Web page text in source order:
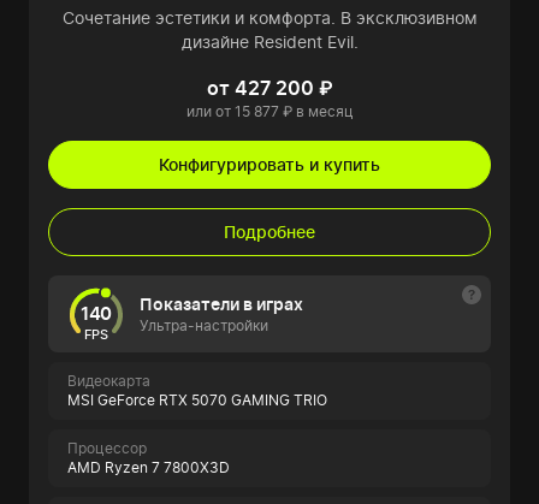
Сочетание эстетики и комфорта. В эксклюзивном
дизайне Resident Evil.
от 427 200 ₽
или от 15 877 ₽ в месяц
Конфигурировать и купить
Подробнее
140
FPS
Показатели в играх
Ультра-настройки
Видеокарта
MSI GeForce RTX 5070 GAMING TRIO
Процессор
AMD Ryzen 7 7800X3D